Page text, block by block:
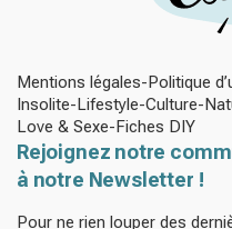
Mentions légales Politique
Insolite Lifestyle Culture
Love & Sexe Fiches DIY
Rejoignez notre
à notre Newsletter !
Pour ne rien louper des